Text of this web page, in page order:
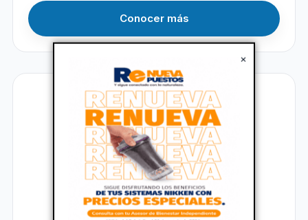
×
Conocer más